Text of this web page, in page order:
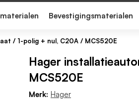
Bevestigingsmaterialen
/ 1-polig + nul, C20A / MCS520E
Hager
MCS520E
Merk: Hager